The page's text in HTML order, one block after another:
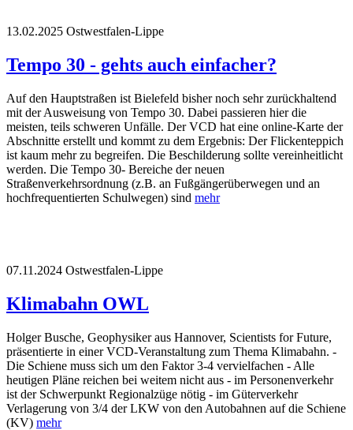
13.02.2025 Ostwestfalen-Lippe
Tempo 30 - gehts auch einfacher?
Auf den Hauptstraßen ist Bielefeld bisher noch sehr zurückhaltend
mit der Ausweisung von Tempo 30. Dabei passieren hier die
meisten, teils schweren Unfälle. Der VCD hat eine online-Karte der
Abschnitte erstellt und kommt zu dem Ergebnis: Der Flickenteppich
ist kaum mehr zu begreifen. Die Beschilderung sollte vereinheitlicht
werden. Die Tempo 30- Bereiche der neuen
Straßenverkehrsordnung (z.B. an Fußgängerüberwegen und an
hochfrequentierten Schulwegen) sind mehr
07.11.2024 Ostwestfalen-Lippe
Klimabahn OWL
Holger Busche, Geophysiker aus Hannover, Scientists for Future,
präsentierte in einer VCD-Veranstaltung zum Thema Klimabahn. -
Die Schiene muss sich um den Faktor 3-4 vervielfachen - Alle
heutigen Pläne reichen bei weitem nicht aus - im Personenverkehr
ist der Schwerpunkt Regionalzüge nötig - im Güterverkehr
Verlagerung von 3/4 der LKW von den Autobahnen auf die Schiene
(KV) mehr